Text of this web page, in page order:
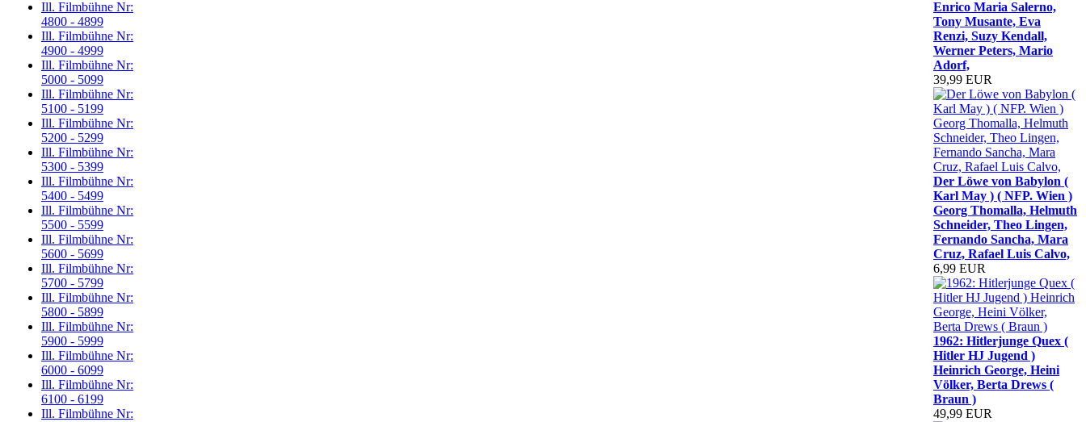
Ill. Filmbühne Nr:
4800 - 4899
Ill. Filmbühne Nr:
4900 - 4999
Ill. Filmbühne Nr:
5000 - 5099
Ill. Filmbühne Nr:
5100 - 5199
Ill. Filmbühne Nr:
5200 - 5299
Ill. Filmbühne Nr:
5300 - 5399
Ill. Filmbühne Nr:
5400 - 5499
Ill. Filmbühne Nr:
5500 - 5599
Ill. Filmbühne Nr:
5600 - 5699
Ill. Filmbühne Nr:
5700 - 5799
Ill. Filmbühne Nr:
5800 - 5899
Ill. Filmbühne Nr:
5900 - 5999
Ill. Filmbühne Nr:
6000 - 6099
Ill. Filmbühne Nr:
6100 - 6199
Ill. Filmbühne Nr:
Enrico Maria Salerno,
Tony Musante, Eva
Renzi, Suzy Kendall,
Werner Peters, Mario
Adorf,
39,99 EUR
Der Löwe von Babylon (
Karl May ) ( NFP. Wien )
Georg Thomalla, Helmuth
Schneider, Theo Lingen,
Fernando Sancha, Mara
Cruz, Rafael Luis Calvo,
6,99 EUR
1962: Hitlerjunge Quex (
Hitler HJ Jugend )
Heinrich George, Heini
Völker, Berta Drews (
Braun )
49,99 EUR